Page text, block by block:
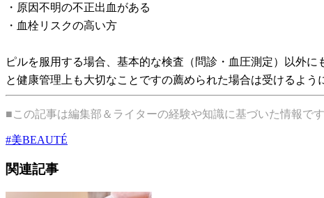
・原因不明の不正出血がある
・血栓リスクの高い方
ピルを服用する場合、基本的な検査（問診・血圧測定）以外
と健康管理上も大切なことですの薦められた場合は受けるよう
■この記事は編集部＆ライターの経験や知識に基づいた情報で
#美BEAUTÉ
関連記事